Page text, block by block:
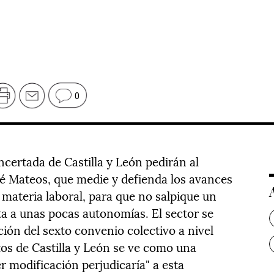
0
de Castilla y León pedirán al
Mateos, que medie y defienda los avances
laboral, para que no salpique un
unas pocas autonomías. El sector se
del sexto convenio colectivo a nivel
de Castilla y León se ve como una
modificación perjudicaría" a esta